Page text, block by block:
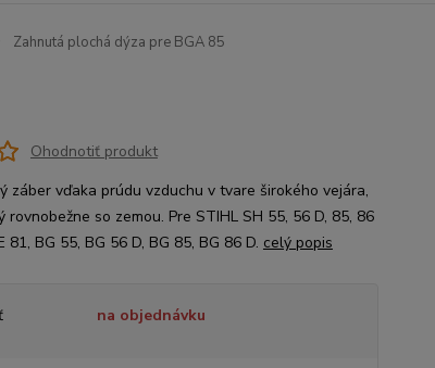
Zahnutá plochá dýza pre BGA 85
Ohodnotiť produkt
záber vďaka prúdu vzduchu v tvare širokého vejára,
rovnobežne so zemou. Pre STIHL SH 55, 56 D, 85, 86
81, BG 55, BG 56 D, BG 85, BG 86 D. celý popis
na objednávku